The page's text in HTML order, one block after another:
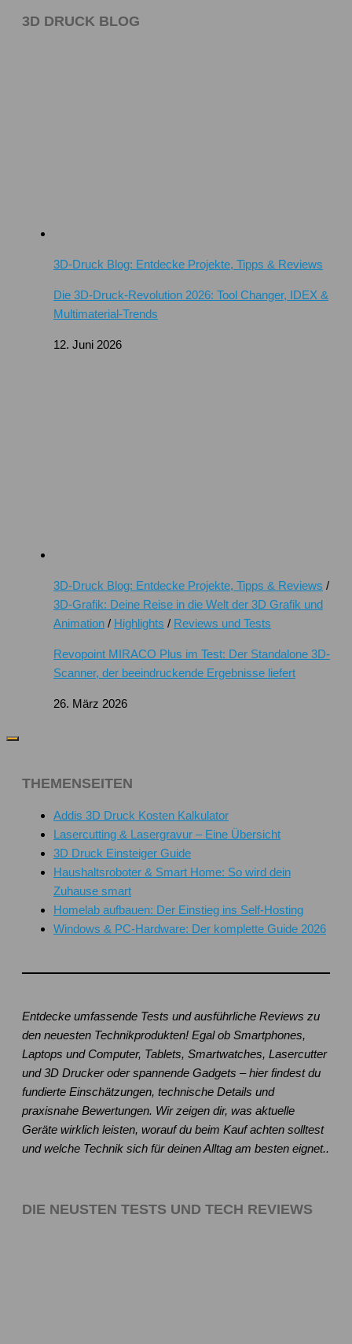
3D DRUCK BLOG
3D-Druck Blog: Entdecke Projekte, Tipps & Reviews
Die 3D-Druck-Revolution 2026: Tool Changer, IDEX &
Multimaterial-Trends
12. Juni 2026
3D-Druck Blog: Entdecke Projekte, Tipps & Reviews /
3D-Grafik: Deine Reise in die Welt der 3D Grafik und
Animation / Highlights / Reviews und Tests
Revopoint MIRACO Plus im Test: Der Standalone 3D-
Scanner, der beeindruckende Ergebnisse liefert
26. März 2026
THEMENSEITEN
Addis 3D Druck Kosten Kalkulator
Lasercutting & Lasergravur – Eine Übersicht
3D Druck Einsteiger Guide
Haushaltsroboter & Smart Home: So wird dein
Zuhause smart
Homelab aufbauen: Der Einstieg ins Self-Hosting
Windows & PC-Hardware: Der komplette Guide 2026
Entdecke umfassende Tests und ausführliche Reviews zu
den neuesten Technikprodukten! Egal ob Smartphones,
Laptops und Computer, Tablets, Smartwatches, Lasercutter
und 3D Drucker oder spannende Gadgets – hier findest du
fundierte Einschätzungen, technische Details und
praxisnahe Bewertungen. Wir zeigen dir, was aktuelle
Geräte wirklich leisten, worauf du beim Kauf achten solltest
und welche Technik sich für deinen Alltag am besten eignet..
DIE NEUSTEN TESTS UND TECH REVIEWS